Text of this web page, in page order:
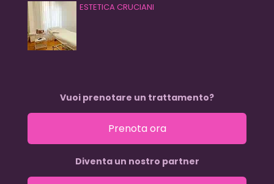
ESTETICA CRUCIANI
Vuoi prenotare un trattamento?
Prenota ora
Diventa un nostro partner